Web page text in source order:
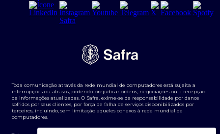
Segurança da Informação
Tarifas e serviços Pessoa Física
Transparência de remuneração
Termos e Condições para Portabilidade de Investimento
Agronegócios
Toda comunicação através da rede mundial de computadores está sujeita a
interrupções ou atrasos, podendo prejudicar ordens, negociações ou a recepção
de informações atualizadas. O Safra, exime-se de responsabilidade por danos
sofridos por seus clientes, por força de falha de serviços disponibilizados por
terceiros, incluindo, sem limitação aqueles conexos à rede mundial de
computadores.